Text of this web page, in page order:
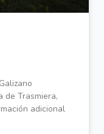
de Trasmiera,
adicional